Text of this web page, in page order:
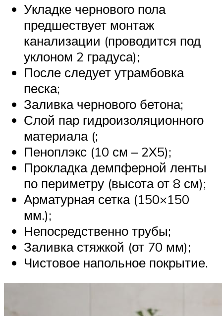
Укладке чернового пола
предшествует монтаж
канализации (проводится под
уклоном 2 градуса);
После следует утрамбовка
песка;
Заливка чернового бетона;
Слой пар гидроизоляционного
материала (;
Пеноплэкс (10 см – 2X5);
Прокладка демпферной ленты
по периметру (высота от 8 см);
Арматурная сетка (150×150
мм.);
Непосредственно трубы;
Заливка стяжкой (от 70 мм);
Чистовое напольное покрытие.